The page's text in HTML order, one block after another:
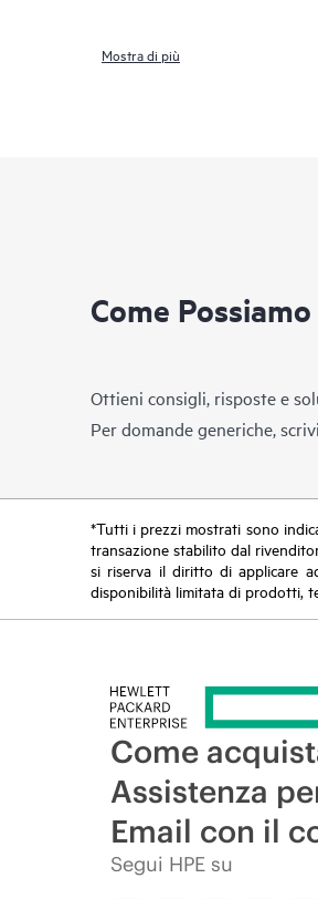
Mostra di più
Come
Ottieni consigli, risposte e
Per domande generiche,
*Tutti i prezzi mostrati sono
transazione stabilito dal
si riserva il diritto di applicare
disponibilità limitata di prodotti,
Come
Assistenza
Email con il
Segui HPE su